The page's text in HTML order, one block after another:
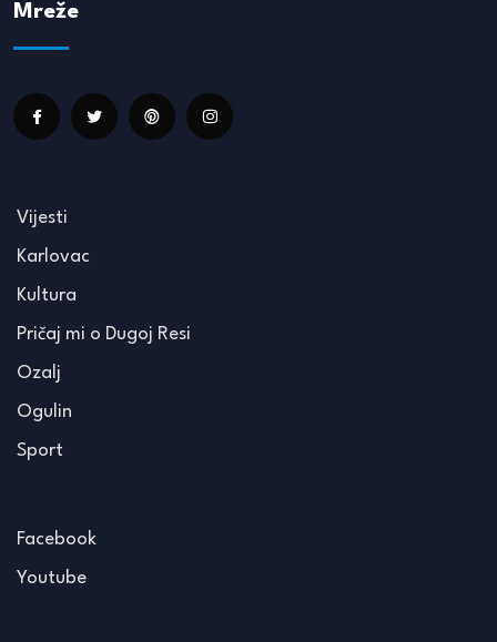
Mreže
Vijesti
Karlovac
Kultura
Pričaj mi o Dugoj Resi
Ozalj
Ogulin
Sport
Facebook
Youtube